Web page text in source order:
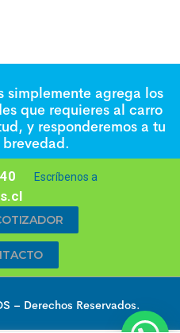
simplemente agrega los
que requieres al carro
y responderemos a tu
Escríbenos a
– Derechos Reservados.